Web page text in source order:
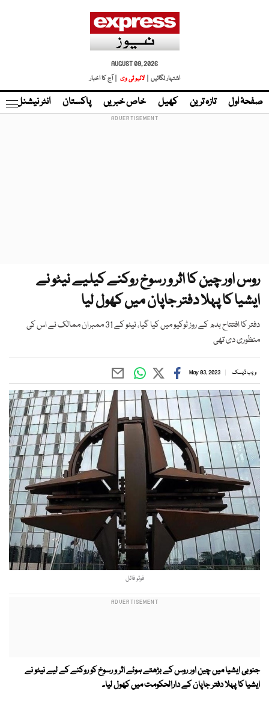
AUGUST 09, 2026
اشتہار لگائیں |
لائیو ٹی وی | آج کا اخبار
صفحۂ اول تازہ ترین کھیل خاص خبریں پاکستان انٹر نیشنل
روس اور چین کا اثر و رسوخ روکنے کیلیے نیٹو نے
ایشیا کا پہلا دفتر جاپان میں کھول لیا
دفتر کا افتتاح بدھ کے روز ٹوکیو میں کیا گیا، نیٹو کے 31 ممبران ممالک نے اس کی
منظوری دی تھی
ویب ڈیسک May 03, 2023
فوٹو فائل
جنوبی ایشیا میں چین اور روس کے بڑھتے ہوئے اثر و رسوخ کو روکنے کے لیے نیٹو نے
ایشیا کا پہلا دفتر جاپان کے دارالحکومت میں کھول لیا۔